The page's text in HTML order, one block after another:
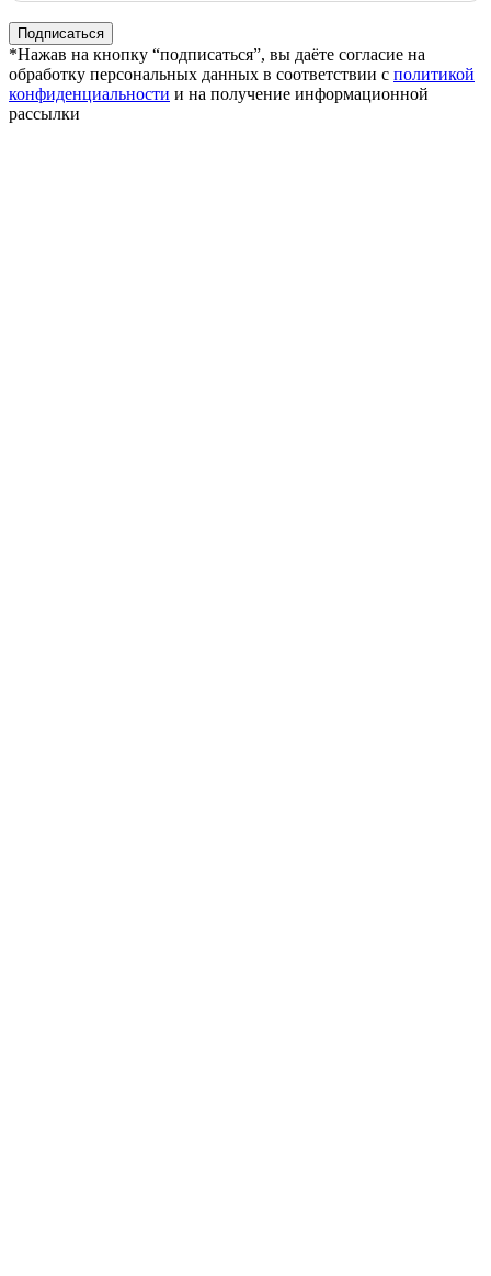
*Нажав на кнопку “подписаться”, вы даёте согласие на
обработку персональных данных в соответствии с политикой
конфиденциальности и на получение информационной
рассылки